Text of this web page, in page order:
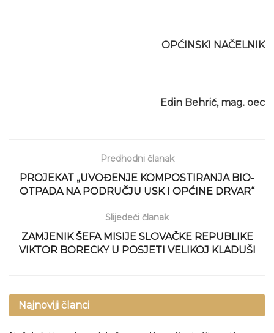
OPĆINSKI NAČELNIK
Edin Behrić, mag. oec
Predhodni članak
PROJEKAT „UVOĐENJE KOMPOSTIRANJA BIO-
OTPADA NA PODRUČJU USK I OPĆINE DRVAR“
Slijedeći članak
ZAMJENIK ŠEFA MISIJE SLOVAČKE REPUBLIKE
VIKTOR BORECKY U POSJETI VELIKOJ KLADUŠI
Najnoviji članci